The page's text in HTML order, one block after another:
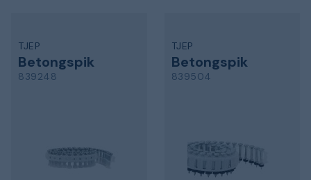
TJEP
Betongspik
839248
TJEP
Betongspik
839504